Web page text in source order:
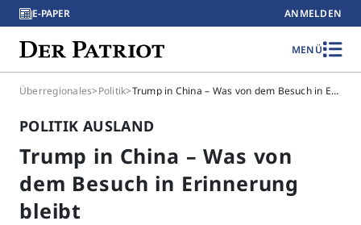
E-PAPER ANMELDEN
MENÜ
Überregionales>Politik> Trump in China – Was von dem Besuch in Erinnerung bleibt
POLITIK AUSLAND
Trump in China – Was von
dem Besuch in Erinnerung
bleibt